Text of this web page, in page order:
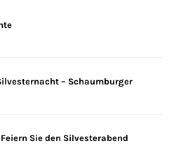
– Schaumburger
Sie den Silvesterabend